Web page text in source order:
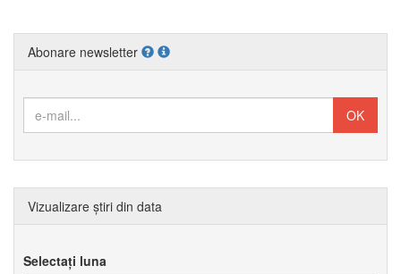
Abonare newsletter
Vizualizare știri din data
Selectați luna